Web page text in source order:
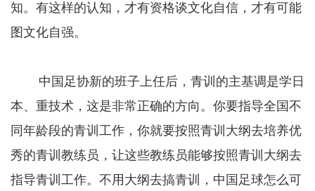
知。有这样的认知，才有资格谈文化自信，才有可能
图文化自强。
中国足协新的班子上任后，青训的主基调是学日
本、重技术，这是非常正确的方向。你要指导全国不
同年龄段的青训工作，你就要按照青训大纲去培养优
秀的青训教练员，让这些教练员能够按照青训大纲去
指导青训工作。不用大纲去搞青训，中国足球怎么可